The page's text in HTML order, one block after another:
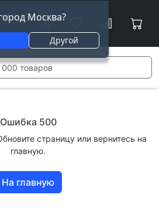
Москва?
Другой
Ошибка 500
страницу или вернитесь на
главную.
На главную